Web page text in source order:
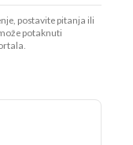
postavite pitanja ili
potaknuti